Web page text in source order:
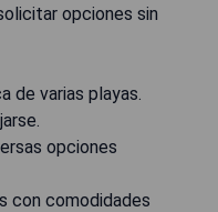
opciones sin
de varias playas.
opciones
con comodidades